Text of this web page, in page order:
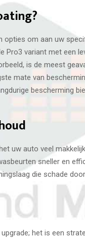
opties om aan uw
variant met een
is de meest
mate van
bescherming
uw auto veel
sneller en
die schade
het is een